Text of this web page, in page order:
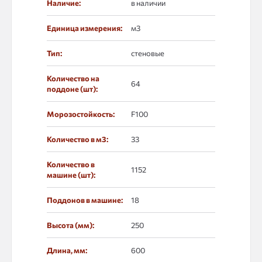
Наличие: в наличии
Единица измерения: м3
Тип: стеновые
Количество на
поддоне (шт):
64
Морозостойкость: F100
Количество в м3: 33
Количество в
машине (шт):
1152
Поддонов в машине: 18
Высота (мм): 250
Длина, мм: 600